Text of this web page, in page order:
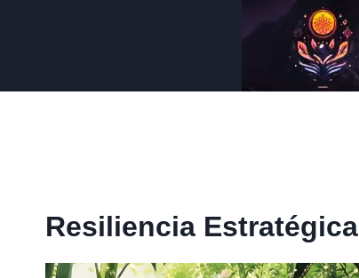
Resiliencia Estratégica